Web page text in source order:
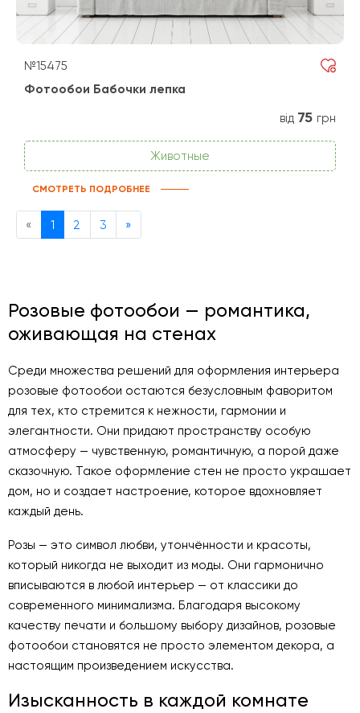
№15475
Фотообои Бабочки лепка
від 75 грн
Животные
СМОТРЕТЬ ПОДРОБНЕЕ
« Previous
1 2 3 »Next
Розовые фотообои — романтика,
оживающая на стенах
Среди множества решений для оформления интерьера
розовые фотообои остаются безусловным фаворитом
для тех, кто стремится к нежности, гармонии и
элегантности. Они придают пространству особую
атмосферу — чувственную, романтичную, а порой даже
сказочную. Такое оформление стен не просто украшает
дом, но и создает настроение, которое вдохновляет
каждый день.
Розы — это символ любви, утончённости и красоты,
который никогда не выходит из моды. Они гармонично
вписываются в любой интерьер — от классики до
современного минимализма. Благодаря высокому
качеству печати и большому выбору дизайнов, розовые
фотообои становятся не просто элементом декора, а
настоящим произведением искусства.
Изысканность в каждой комнате